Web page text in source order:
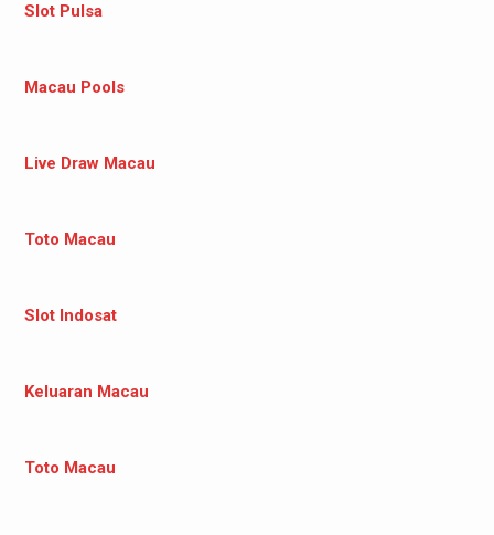
Slot Pulsa
Macau Pools
Live Draw Macau
Toto Macau
Slot Indosat
Keluaran Macau
Toto Macau